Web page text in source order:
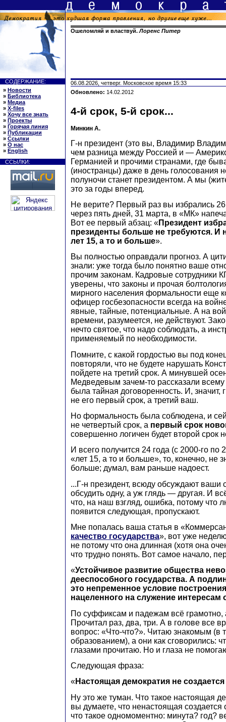
Ошеломляй и властвуй.Лоренс Питер
СОДЕРЖАНИЕ:
» Новости
» Библиотека
» Медиа
» X-files
» Хочу все знать
» Проекты
» Горячая линия
» Публикации
» Ссылки
» О нас
» English
ССЫЛКИ:
06.08.2026, четверг. Московское время 15:33
Обновлено: 14.02.2012
4-й срок, 5-й срок...
Минкин А.
Г-н президент (это вы, Владимир
чем разница между Россией и —
Германией и прочими странами, где
(иностранцы) даже в день голосования
полуночи станет президентом. А мы
это за годы вперед.
Не верите? Первый раз вы избрались
через пять дней, 31 марта, в «МК»
Вот ее первый абзац: «Президент
президенты больше не требуются. И
лет 15, а то и больше».
Вы полностью оправдали прогноз. А
знали: уже тогда было понятно ваше
прочим законам. Кадровые сотрудники
уверены, что законы и прочая
мирного населения формальности еще
офицер госбезопасности всегда на
явные, тайные, потенциальные. А на
времени, разумеется, не действуют.
нечто святое, что надо соблюдать, а
применяемый по необходимости.
Помните, с какой гордостью вы под
повторяли, что не будете нарушать
пойдете на третий срок. А минувшей
Медведевым зачем-то рассказали всему
была тайная договоренность. И, значит,
не его первый срок, а третий ваш.
Но формальность была соблюдена, и
не четвертый срок, а первый срок
совершенно логичен будет второй срок
И всего получится 24 года (с 2000-го по
«лет 15, а то и больше», то, конечно, не
больше; думал, вам раньше надоест.
...Г-н президент, всюду обсуждают ваши
обсудить одну, а уж глядь — другая. И
что, на наш взгляд, ошибка, потому что
появится следующая, пропускают.
Мне попалась ваша статья в
качество государства», вот уже
не потому что она длинная (хотя она
что трудно понять. Вот самое начало,
«Устойчивое развитие общества
дееспособного государства. А
это непременное условие
нацеленного на служение интересам
По суффиксам и падежам всё грамотно,
Прочитал раз, два, три. А в голове все
вопрос: «Что-что?». Читаю знакомым (в
образованием), а они как сговорились:
глазами прочитаю. Но и глаза не
Следующая фраза:
«Настоящая демократия не
Ну это же туман. Что такое настоящая
вы думаете, что ненастоящая
что такое одномоментно: минута? год?